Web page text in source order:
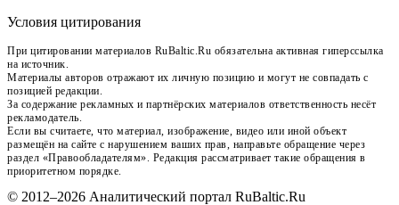
Условия цитирования
При цитировании материалов RuBaltic.Ru обязательна активная гиперссылка
на источник.
Материалы авторов отражают их личную позицию и могут не совпадать с
позицией редакции.
За содержание рекламных и партнёрских материалов ответственность несёт
рекламодатель.
Если вы считаете, что материал, изображение, видео или иной объект
размещён на сайте с нарушением ваших прав, направьте обращение через
раздел «Правообладателям». Редакция рассматривает такие обращения в
приоритетном порядке.
© 2012–2026 Аналитический портал RuBaltic.Ru